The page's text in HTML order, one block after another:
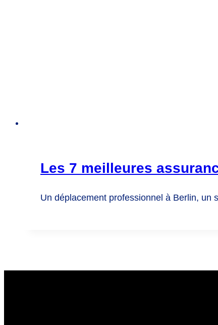
Les 7 meilleures
Un déplacement professionnel à Berlin,